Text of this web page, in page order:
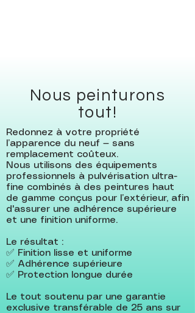
Nous peinturons
tout!
Redonnez à votre propriété
l’apparence du neuf — sans
remplacement coûteux.
Nous utilisons des équipements
professionnels à pulvérisation ultra-
fine combinés à des peintures haut
de gamme conçus pour l’extérieur, afin
d'assurer une adhérence supérieure
et une finition uniforme.
Le résultat :
✅ Finition lisse et uniforme
✅ Adhérence supérieure
✅ Protection longue durée
Le tout soutenu par une garantie
exclusive transférable de 25 ans sur